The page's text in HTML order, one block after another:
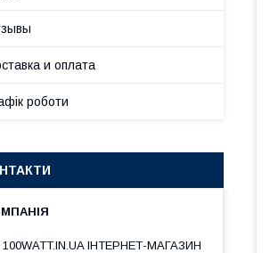
и оплата
роботи
100WATT.IN.UA ІНТЕРНЕТ-МАГАЗИН